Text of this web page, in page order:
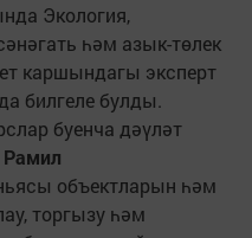
Экология,
һәм азык-төлек
каршындагы эксперт
билгеле булды.
буенча дәүләт
Рамил
объектларын һәм
торгызу һәм